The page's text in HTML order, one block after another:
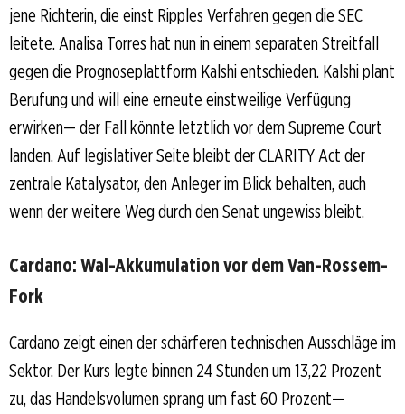
jene Richterin, die einst Ripples Verfahren gegen die SEC
leitete. Analisa Torres hat nun in einem separaten Streitfall
gegen die Prognoseplattform Kalshi entschieden. Kalshi plant
Berufung und will eine erneute einstweilige Verfügung
erwirken— der Fall könnte letztlich vor dem Supreme Court
landen. Auf legislativer Seite bleibt der CLARITY Act der
zentrale Katalysator, den Anleger im Blick behalten, auch
wenn der weitere Weg durch den Senat ungewiss bleibt.
Cardano: Wal-Akkumulation vor dem Van-Rossem-
Fork
Cardano zeigt einen der schärferen technischen Ausschläge im
Sektor. Der Kurs legte binnen 24 Stunden um 13,22 Prozent
zu, das Handelsvolumen sprang um fast 60 Prozent—